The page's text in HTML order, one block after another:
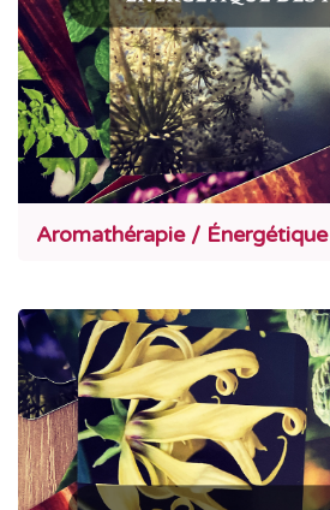
Aromathérapie /